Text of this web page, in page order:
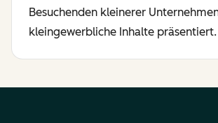
Besuchenden kleinerer
kleingewerbliche Inhalte präsentiert.